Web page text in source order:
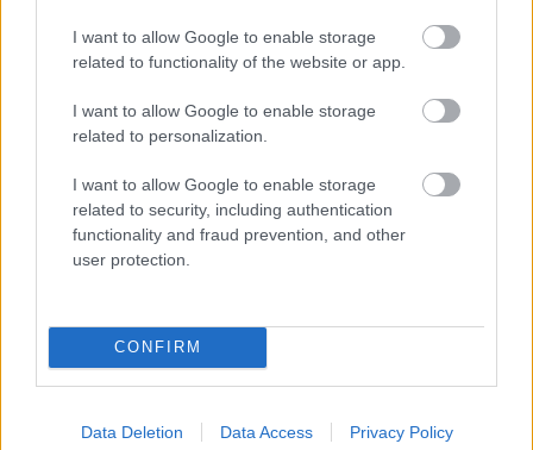
I want to allow Google to enable storage
related to functionality of the website or app.
I want to allow Google to enable storage
related to personalization.
I want to allow Google to enable storage
related to security, including authentication
functionality and fraud prevention, and other
user protection.
CONFIRM
Data Deletion Data Access Privacy Policy
Διαβάστε επίσης